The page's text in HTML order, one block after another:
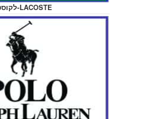
לקוסט-LACOSTE